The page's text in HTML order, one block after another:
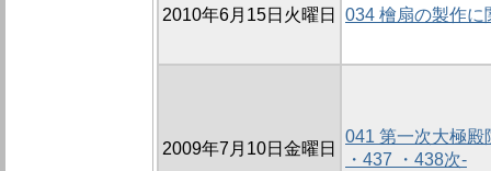
2010年6月15日火曜日 034 檜扇の製作に
2009年7月10日金曜日
041 第一次大極殿
・437 ・438次-